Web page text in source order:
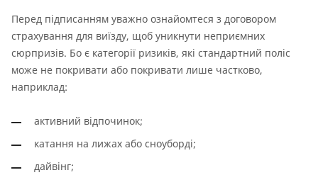
Перед підписанням уважно ознайомтеся з договором
страхування для виїзду, щоб уникнути неприємних
сюрпризів. Бо є категорії ризиків, які стандартний поліс
може не покривати або покривати лише частково,
наприклад:
активний відпочинок;
катання на лижах або сноуборді;
дайвінг;